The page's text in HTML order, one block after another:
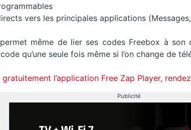
vers les principales applications
même de lier ses codes Freebox à
qu’une seule fois même si l’on change de
l’application Free Zap Player,
Publicité